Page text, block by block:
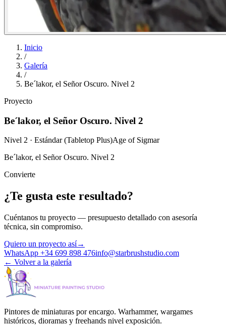
Inicio
/
Galería
/
Be´lakor, el Señor Oscuro. Nivel 2
Proyecto
Be´lakor, el Señor Oscuro. Nivel 2
Nivel 2 · Estándar (Tabletop Plus)Age of Sigmar
Be´lakor, el Señor Oscuro. Nivel 2
Convierte
¿Te gusta este resultado?
Cuéntanos tu proyecto — presupuesto detallado con asesoría
técnica, sin compromiso.
Quiero un proyecto así→
WhatsApp +34 699 898 476info@starbrushstudio.com
← Volver a la galería
Pintores de miniaturas por encargo. Warhammer, wargames
históricos, dioramas y freehands nivel exposición.